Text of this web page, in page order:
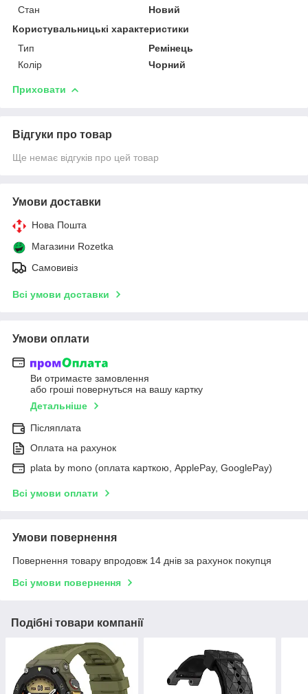
Стан
Новий
Користувальницькі характеристики
Тип
Ремінець
Колір
Чорний
Приховати
Відгуки про товар
Ще немає відгуків про цей товар
Умови доставки
Нова Пошта
Магазини Rozetka
Самовивіз
Всі умови доставки
Умови оплати
Ви отримаєте замовлення
або гроші повернуться на вашу картку
Детальніше
Післяплата
Оплата на рахунок
plata by mono (оплата карткою, ApplePay, GooglePay)
Всі умови оплати
Умови повернення
Повернення товару впродовж 14 днів за рахунок покупця
Всі умови повернення
Подібні товари компанії